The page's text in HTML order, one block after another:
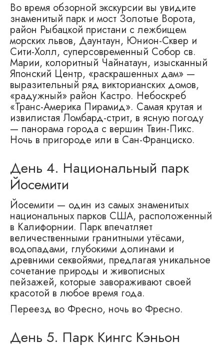
Во время обзорной экскурсии вы увидите
знаменитый парк и мост Золотые Ворота,
район Рыбацкой пристани с лежбищем
морских львов, Даунтаун, Юнион-Сквер и
Сити-Холл, суперсовременный Собор св.
Марии, колоритный Чайнатаун, изысканный
Японский Центр, «раскрашенных дам» —
выразительный ряд викторианских домов,
«радужный» район Кастро. Небоскреб
«Транс-Америка Пирамид». Самая крутая и
извилистая Ломбард-стрит, в ясную погоду
— панорама города с вершин Твин-Пикс.
Ночь в пригороде или в Сан-Франциско.
День 4. Национальный парк
Йосемити
Йосемити — один из самых знаменитых
национальных парков США, расположенный
в Калифорнии. Парк впечатляет
величественными гранитными утёсами,
водопадами, глубокими долинами и
древними секвойями, предлагая уникальное
сочетание природы и живописных
пейзажей, которые завораживают своей
красотой в любое время года.
Переезд во Фресно, ночь во Фресно.
День 5. Парк Кингс Кэньон